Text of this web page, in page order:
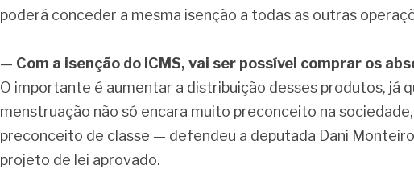
poderá conceder a mesma isenção a todas as outras
— Com a isenção do ICMS, vai ser possível comprar os
O importante é aumentar a distribuição desses produtos, já
menstruação não só encara muito preconceito na
preconceito de classe — defendeu a deputada Dani
projeto de lei aprovado.